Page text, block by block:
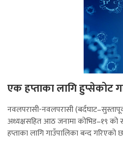
एक हप्ताका लागि हुप्सेकोट
नवलपरासी-नवलपरासी
अध्यक्षसहित आठ जनामा कोभिड–१९
हप्ताका लागि गाउँपालिका बन्द गरिएको